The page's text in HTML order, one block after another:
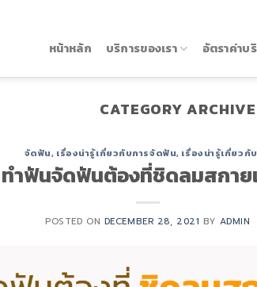
หน้าหลัก บริการของเรา อัตราค่าบ
CATEGORY
จัดฟัน, เรื่องน่ารู้เกี่ยวกับการจัดฟัน, เรื่องน่ารู้เกี่ยวกั
ทำฟันจัดฟันต้องที่ชิดลมสกาย
POSTED ON DECEMBER 28, 2021 BY ADMIN